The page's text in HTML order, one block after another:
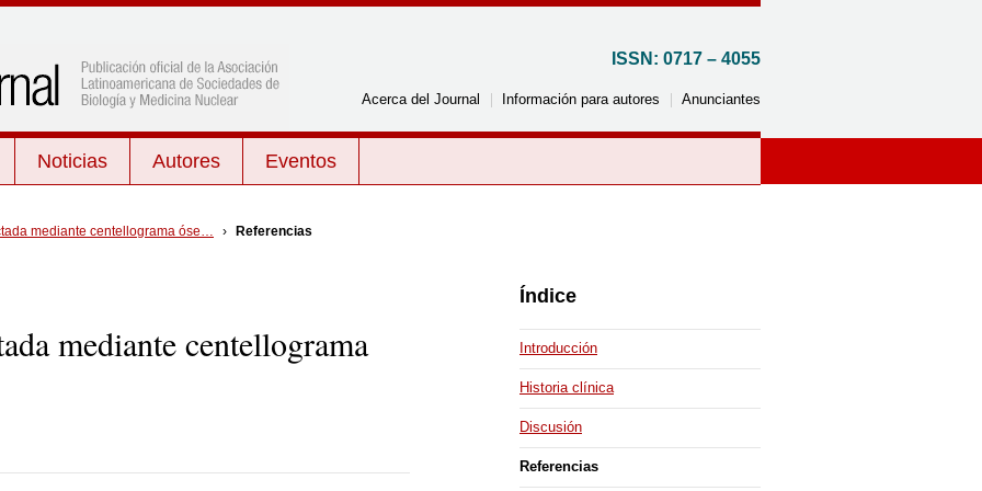
ISSN: 0717 – 4055
Acerca del Journal Información para autores Anunciantes
de
Por tema
Física
Radiofarmacia
Canadá
Colombia
Costa Rica
Jordania
Noticias Autores Eventos
mediante centellograma óse… › Referencias
mediante centellograma
Índice
Introducción
Historia clínica
Discusión
Referencias